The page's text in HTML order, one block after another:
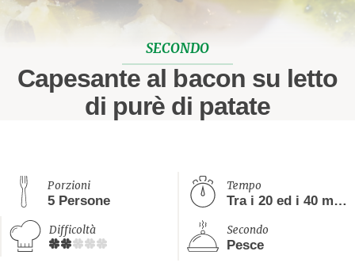
SECONDO
Capesante al bacon su letto
di purè di patate
Porzioni
5 Persone
Tempo
Tra i 20 ed i 40 minuti
Difficoltà Secondo
Pesce